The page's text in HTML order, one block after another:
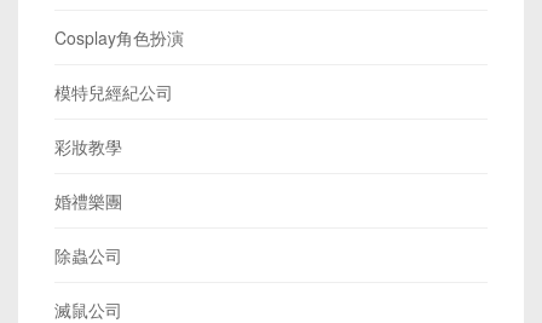
Cosplay角色扮演
模特兒經紀公司
彩妝教學
婚禮樂團
除蟲公司
滅鼠公司